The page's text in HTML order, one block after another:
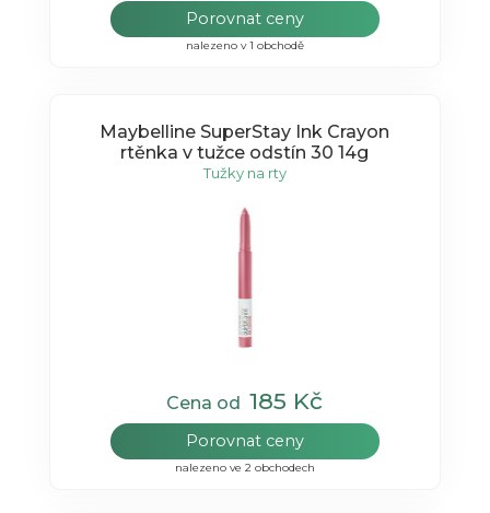
Porovnat ceny
nalezeno v 1 obchodě
Maybelline SuperStay Ink Crayon
rtěnka v tužce odstín 30 14g
Tužky na rty
Cena od185 Kč
Porovnat ceny
nalezeno ve 2 obchodech